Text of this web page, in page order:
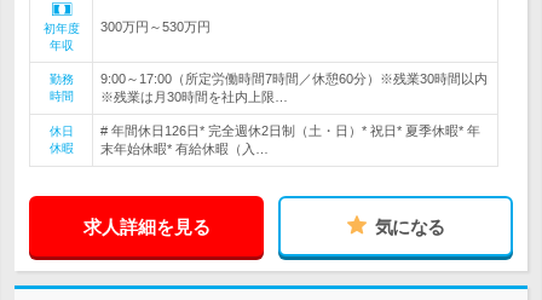
初年度
年収
300万円～530万円
勤務
時間
9:00～17:00（所定労働時間7時間／休憩60分）※残業30時間以内
※残業は月30時間を社内上限…
休日
休暇
# 年間休日126日* 完全週休2日制（土・日）* 祝日* 夏季休暇* 年
末年始休暇* 有給休暇（入…
求人詳細を見る 気になる